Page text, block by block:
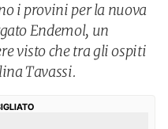
i provini per la nuova
Endemol, un
visto che tra gli ospiti
Tavassi.